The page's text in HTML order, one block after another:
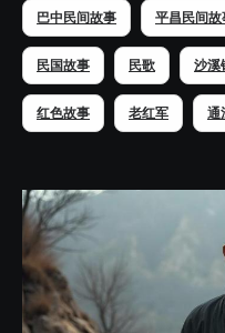
巴中民间故事 平昌民间故
民国故事 民歌 沙溪
红色故事 老红军 通